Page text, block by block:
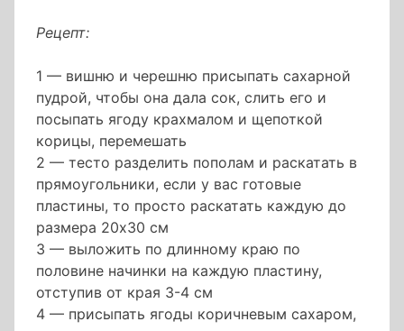
Рецепт:
1 — вишню и черешню присыпать сахарной
пудрой, чтобы она дала сок, слить его и
посыпать ягоду крахмалом и щепоткой
корицы, перемешать
2 — тесто разделить пополам и раскатать в
прямоугольники, если у вас готовые
пластины, то просто раскатать каждую до
размера 20х30 см
3 — выложить по длинному краю по
половине начинки на каждую пластину,
отступив от края 3-4 см
4 — присыпать ягоды коричневым сахаром,